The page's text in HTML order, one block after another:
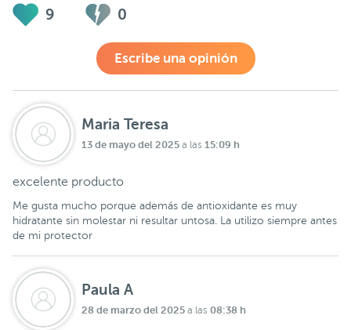
9 0
Escribe una opinión
Maria Teresa
13 de mayo del 2025 a las 15:09 h
excelente producto
Me gusta mucho porque además de antioxidante es muy
hidratante sin molestar ni resultar untosa. La utilizo siempre antes
de mi protector
Paula A
28 de marzo del 2025 a las 08:38 h